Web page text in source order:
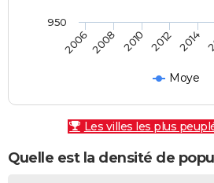
Moye
20062008 2010 2012 2014
950
Les villes les plus
Quelle est la densité de